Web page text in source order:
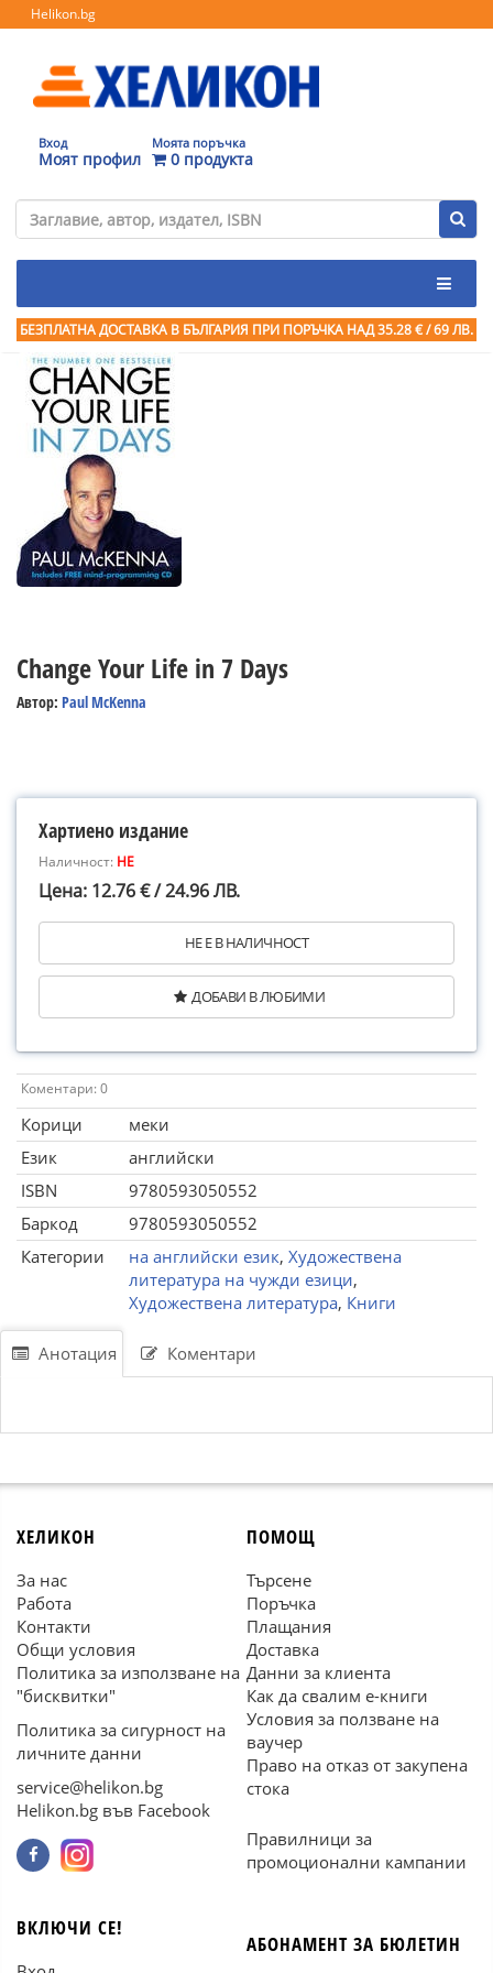
Helikon.bg
Вход
Моят профил
Моята поръчка
0 продукта
БЕЗПЛАТНА ДОСТАВКА В БЪЛГАРИЯ ПРИ ПОРЪЧКА НАД 35.28 € / 69 ЛВ.
Change Your Life in 7 Days
Автор: Paul McKenna
Хартиено издание
Наличност: НЕ
Цена: 12.76 € / 24.96 ЛВ.
НЕ Е В НАЛИЧНОСТ
ДОБАВИ В ЛЮБИМИ
Коментари: 0
Корици
меки
Език
английски
ISBN
9780593050552
Баркод
9780593050552
Категории
на английски език, Художествена
литература на чужди езици,
Художествена литература, Книги
Анотация Коментари
ХЕЛИКОН
За нас
Работа
Контакти
Общи условия
Политика за използване на
"бисквитки"
Политика за сигурност на
личните данни
service@helikon.bg
Helikon.bg във Facebook
ПОМОЩ
Търсене
Поръчка
Плащания
Доставка
Данни за клиента
Как да свалим е-книги
Условия за ползване на
ваучер
Право на отказ от закупена
стока
Правилници за
промоционални кампании
ВКЛЮЧИ СЕ!
АБОНАМЕНТ ЗА БЮЛЕТИН